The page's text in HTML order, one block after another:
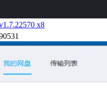
x8